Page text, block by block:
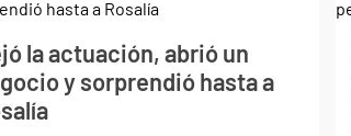
la actuación, abrió un
y sorprendió hasta a